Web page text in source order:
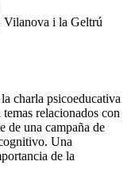
Vilanova i la Geltrú
charla psicoeducativa
relacionados con
de una campaña de
Una
de la